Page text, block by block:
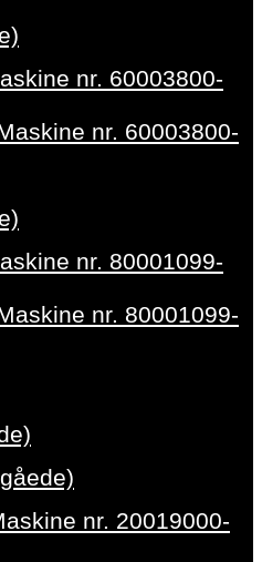
nr. 60003800-
nr. 60003800-
nr. 80001099-
nr. 80001099-
nr. 20019000-